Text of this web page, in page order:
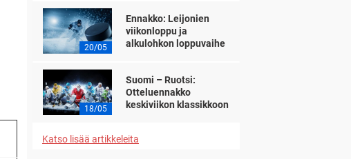
20/05
Ennakko: Leijonien
viikonloppu ja
alkulohkon loppuvaihe
18/05
Suomi – Ruotsi:
Otteluennakko
keskiviikon klassikkoon
Katso lisää artikkeleita